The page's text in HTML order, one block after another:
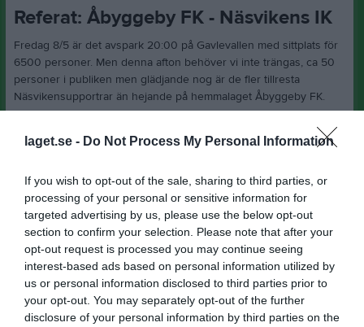
laget.se - Do Not Process My Personal Information
If you wish to opt-out of the sale, sharing to third parties, or
processing of your personal or sensitive information for
targeted advertising by us, please use the below opt-out
section to confirm your selection. Please note that after your
opt-out request is processed you may continue seeing
interest-based ads based on personal information utilized by
us or personal information disclosed to third parties prior to
your opt-out. You may separately opt-out of the further
disclosure of your personal information by third parties on the
Referat: Åbyggeby FK - Näsvikens IK
Fredag 8/5 är det avspark 20:00 på Gavlevallen med sittplats för
6500 personer. Men denna afton behöver vi inte trängas, ca 50
personer i publiken men glädjande nog är de fler tillresta
Näsvikensupportrar än hejande på hemmalaget Åbyggeby FK.
Näsviken börjar bra och kan vid ett flertal tillfällen avancera på
högerkanten med Awet Abisolom som bollförare och skapa oreda
förutsättningarna för kvällens match. Frilägesutvisning på
Näsvikens Tim Fredin och en omställning till försvarsspel blir
följden. Åbyggeby kan också utnyttja sitt numerära övertag och
gör 1-0 i matchminut 29'. Näsviken håller emot resterande tid av
den första halvleken och kan gå till halvtidsvila utan fler
justeringar i målprotokollet.
Under halvtidsvilan har Näsviken förträngt sitt numerära
underläge och är åter det lag som håller i taktpinnen. Nu är det